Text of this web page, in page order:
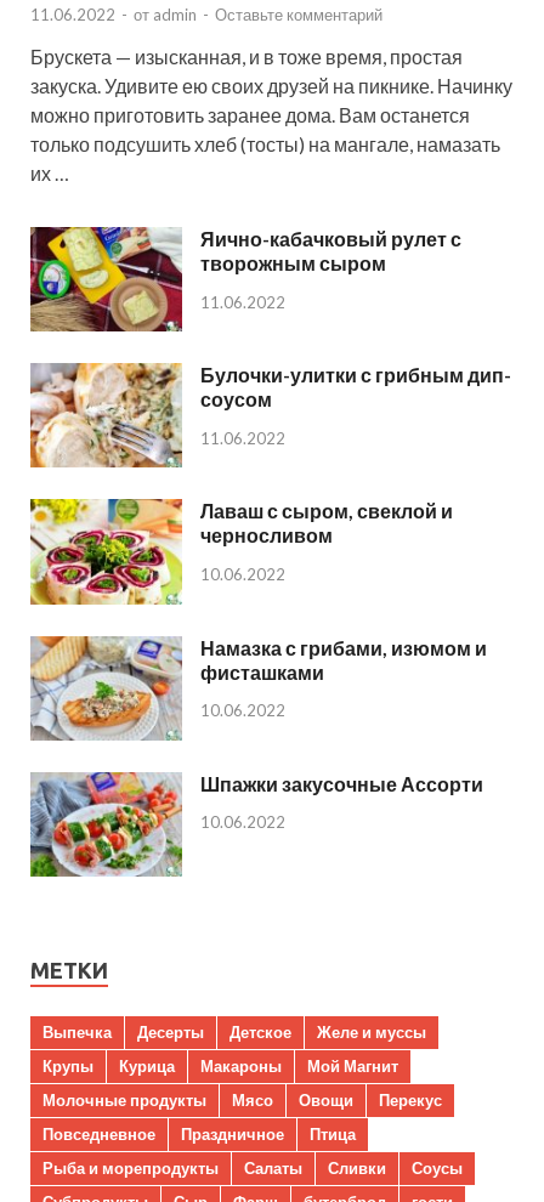
11.06.2022 - от admin - Оставьте комментарий
Брускета — изысканная, и в тоже время, простая
закуска. Удивите ею своих друзей на пикнике. Начинку
можно приготовить заранее дома. Вам останется
только подсушить хлеб (тосты) на мангале, намазать
их …
Яично-кабачковый рулет с
творожным сыром
11.06.2022
Булочки-улитки с грибным дип-
соусом
11.06.2022
Лаваш с сыром, свеклой и
черносливом
10.06.2022
Намазка с грибами, изюмом и
фисташками
10.06.2022
Шпажки закусочные Ассорти
10.06.2022
МЕТКИ
Выпечка Десерты Детское
Желе и муссы
Крупы
Курица Макароны
Мой Магнит
Молочные продукты
Мясо Овощи
Перекус
Повседневное
Праздничное
Птица
Рыба и морепродукты
Салаты Сливки
Соусы